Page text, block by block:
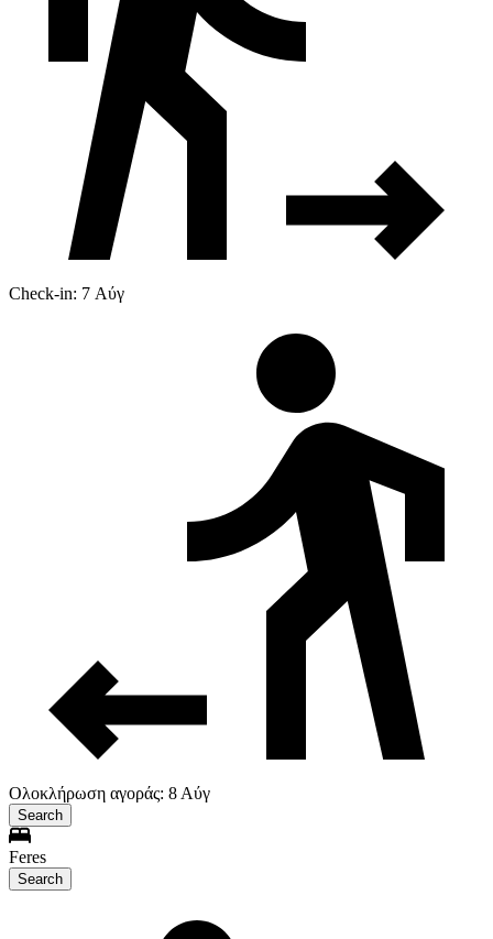
Check-in: 7 Αύγ
Ολοκλήρωση αγοράς: 8 Αύγ
Search
Feres
Search